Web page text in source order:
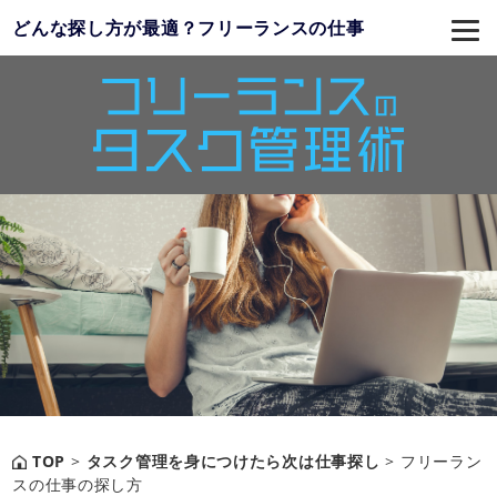
どんな探し方が最適？フリーランスの仕事
TOP > タスク管理を身につけたら次は仕事探し > フリーラン
スの仕事の探し方